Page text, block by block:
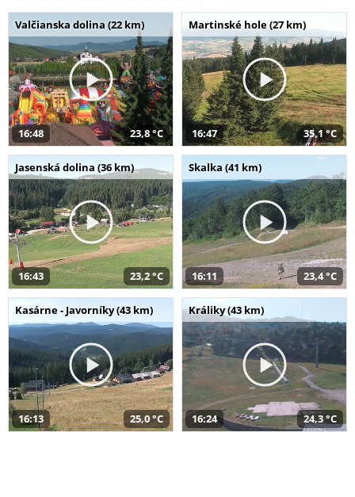
Valčianska dolina (22 km)
16:48 23,8 °C
Martinské hole (27 km)
16:47 35,1 °C
Jasenská dolina (36 km)
16:43 23,2 °C
Skalka (41 km)
16:11 23,4 °C
Kasárne - Javorníky (43 km)
16:13 25,0 °C
Králiky (43 km)
16:24 24,3 °C